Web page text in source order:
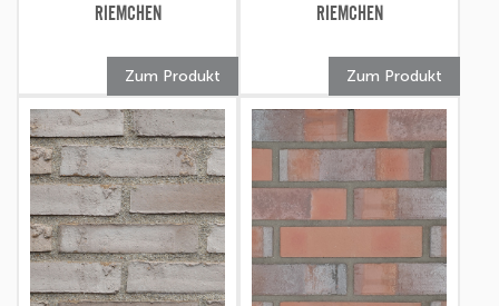
RIEMCHEN
Zum Produkt
RIEMCHEN
Zum Produkt